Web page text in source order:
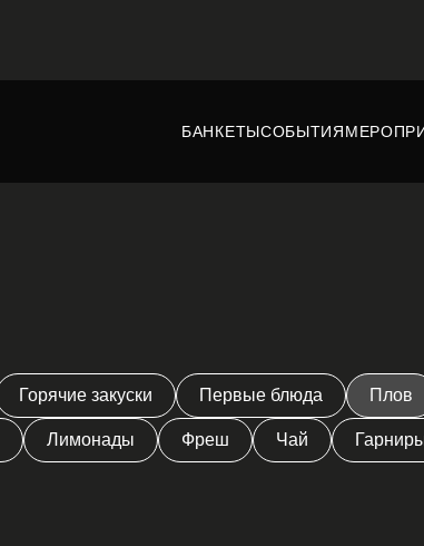
БАНКЕТЫСОБЫТИЯ
Горячие закуски Первые блюда Плов
Лимонады Фреш Чай